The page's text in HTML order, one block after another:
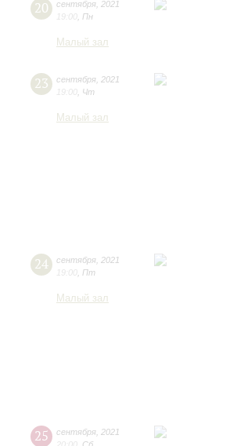
20 сентября 2021
19:00 Пн
Малый зал
23 сентября 2021
19:00 Чт
Малый зал
24 сентября 2021
19:00 Пт
Малый зал
25 сентября 2021